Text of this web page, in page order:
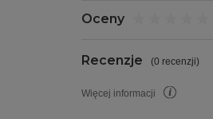
Oceny
Recenzje (0 recenzji)
Więcej informacji